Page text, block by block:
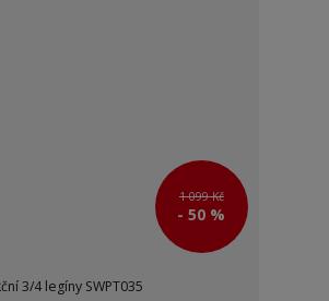
1 099 Kč
- 50 %
3/4 legíny SWPT035